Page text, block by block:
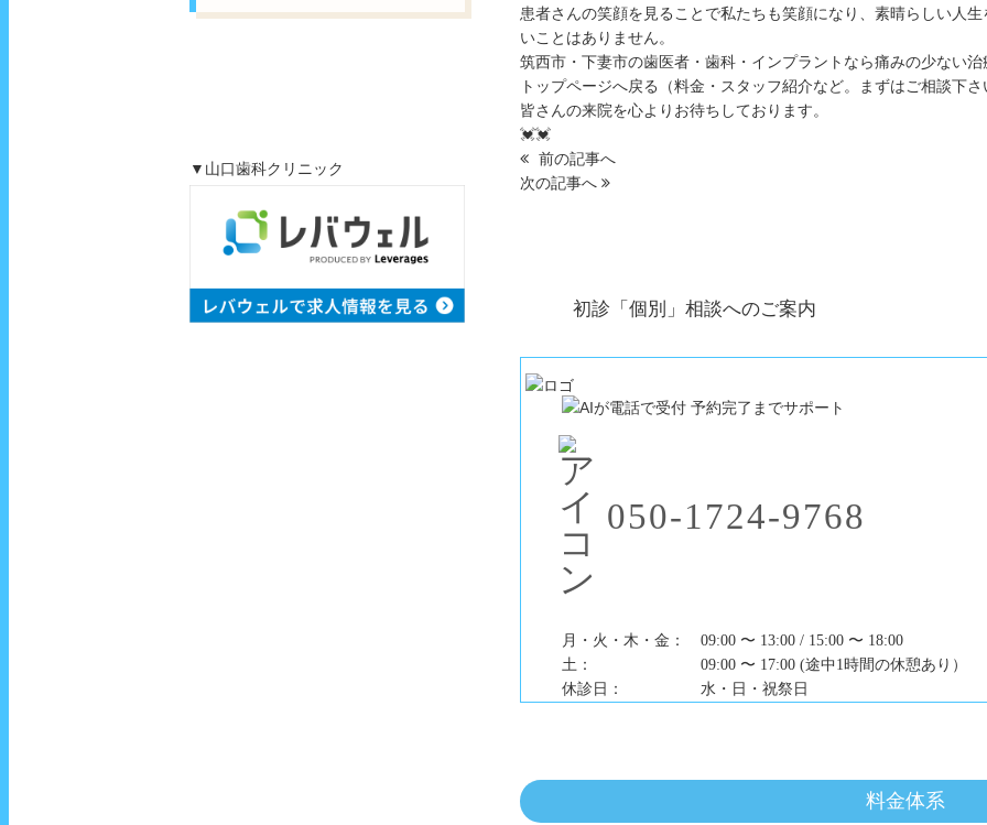
▼山口歯科クリニック
患者さんの笑顔を見ることで私たちも笑顔になり、素晴らしい人
いことはありません。
筑西市・下妻市の歯医者・歯科・インプラントなら痛みの少ない
トップページへ戻る（料金・スタッフ紹介など。まずはご相談下さ
皆さんの来院を心よりお待ちしております。
💓💓
前の記事へ
次の記事へ
初診「個別」相談へのご案内
050-1724-9768
月・火・木・金：
09:00 〜 13:00 / 15:00 〜 18:00
土：
09:00 〜 17:00 (途中1時間の休憩あり）
休診日：
水・日・祝祭日
料金体系